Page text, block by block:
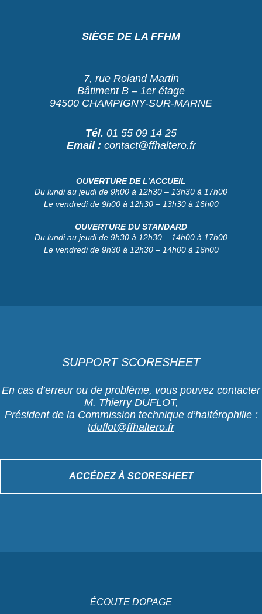
SIÈGE DE LA FFHM
7, rue Roland Martin
Bâtiment B – 1er étage
94500 CHAMPIGNY-SUR-MARNE
Tél. 01 55 09 14 25
Email : contact@ffhaltero.fr
OUVERTURE DE L’ACCUEIL
Du lundi au jeudi de 9h00 à 12h30 – 13h30 à 17h00
Le vendredi de 9h00 à 12h30 – 13h30 à 16h00
OUVERTURE DU STANDARD
Du lundi au jeudi de 9h30 à 12h30 – 14h00 à 17h00
Le vendredi de 9h30 à 12h30 – 14h00 à 16h00
SUPPORT SCORESHEET
En cas d’erreur ou de problème, vous pouvez contacter
M. Thierry DUFLOT,
Président de la Commission technique d’haltérophilie :
tduflot@ffhaltero.fr
ACCÉDEZ À SCORESHEET
ÉCOUTE DOPAGE